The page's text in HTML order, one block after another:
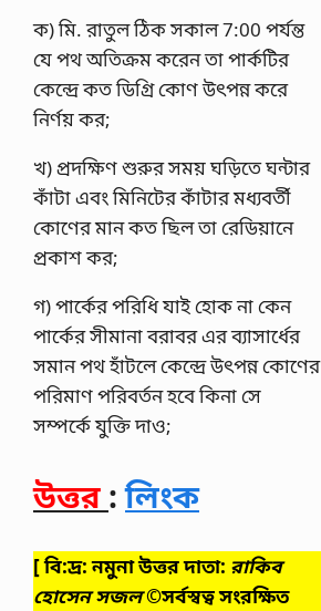
ক) মি. রাতুল ঠিক সকাল 7:00 পর্যন্ত
যে পথ অতিক্রম করেন তা পার্কটির
কেন্দ্রে কত ডিগ্রি কোণ উৎপন্ন করে
নির্ণয় কর;
খ) প্রদক্ষিণ শুরুর সময় ঘড়িতে ঘন্টার
কাঁটা এবং মিনিটের কাঁটার মধ্যবর্তী
কোণের মান কত ছিল তা রেডিয়ানে
প্রকাশ কর;
গ) পার্কের পরিধি যাই হােক না কেন
পার্কের সীমানা বরাবর এর ব্যাসার্ধের
সমান পথ হাঁটলে কেন্দ্রে উৎপন্ন কোণের
পরিমাণ পরিবর্তন হবে কিনা সে
সম্পর্কে যুক্তি দাও;
উত্তর :লিংক
[ বি:দ্র: নমুনা উত্তর দাতা: রাকিব
হোসেন সজল©সর্বস্বত্ব সংরক্ষিত